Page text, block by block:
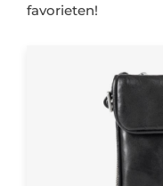
favorieten!